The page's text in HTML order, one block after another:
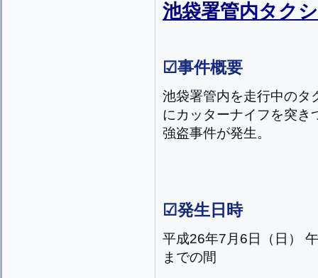
池袋署管内タク
☑事件概要
池袋署管内を走行中のタ
にカッターナイフを突き
強盗事件が発生。
☑発生日時
平成26年7月6日（日）
までの間